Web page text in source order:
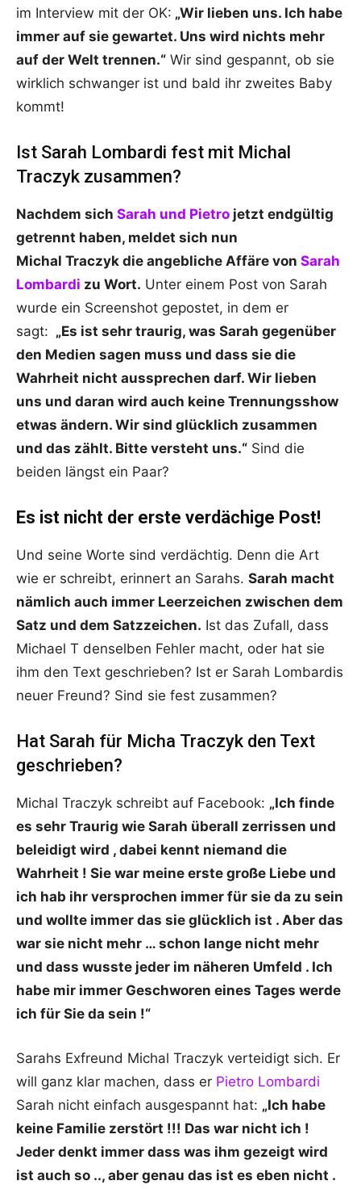
im Interview mit der OK: „Wir lieben uns. Ich habe
immer auf sie gewartet. Uns wird nichts mehr
auf der Welt trennen.“ Wir sind gespannt, ob sie
wirklich schwanger ist und bald ihr zweites Baby
kommt!
Ist Sarah Lombardi fest mit Michal
Traczyk zusammen?
Nachdem sich Sarah und Pietro jetzt endgültig
getrennt haben, meldet sich nun
Michal Traczyk die angebliche Affäre von Sarah
Lombardi zu Wort. Unter einem Post von Sarah
wurde ein Screenshot gepostet, in dem er
sagt: „Es ist sehr traurig, was Sarah gegenüber
den Medien sagen muss und dass sie die
Wahrheit nicht aussprechen darf. Wir lieben
uns und daran wird auch keine Trennungsshow
etwas ändern. Wir sind glücklich zusammen
und das zählt. Bitte versteht uns.“ Sind die
beiden längst ein Paar?
Es ist nicht der erste verdächige Post!
Und seine Worte sind verdächtig. Denn die Art
wie er schreibt, erinnert an Sarahs. Sarah macht
nämlich auch immer Leerzeichen zwischen dem
Satz und dem Satzzeichen. Ist das Zufall, dass
Michael T denselben Fehler macht, oder hat sie
ihm den Text geschrieben? Ist er Sarah Lombardis
neuer Freund? Sind sie fest zusammen?
Hat Sarah für Micha Traczyk den Text
geschrieben?
Michal Traczyk schreibt auf Facebook: „Ich finde
es sehr Traurig wie Sarah überall zerrissen und
beleidigt wird , dabei kennt niemand die
Wahrheit ! Sie war meine erste große Liebe und
ich hab ihr versprochen immer für sie da zu sein
und wollte immer das sie glücklich ist . Aber das
war sie nicht mehr … schon lange nicht mehr
und dass wusste jeder im näheren Umfeld . Ich
habe mir immer Geschworen eines Tages werde
ich für Sie da sein !“
Sarahs Exfreund Michal Traczyk verteidigt sich. Er
will ganz klar machen, dass er Pietro Lombardi
Sarah nicht einfach ausgespannt hat: „Ich habe
keine Familie zerstört !!! Das war nicht ich !
Jeder denkt immer dass was ihm gezeigt wird
ist auch so .., aber genau das ist es eben nicht .